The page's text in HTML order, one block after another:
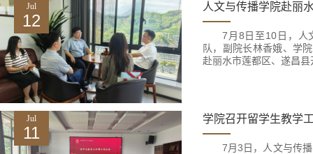
Jul
12
人文与传播学院赴丽
7月8日至10日，人
队，副院长林香娥、学
赴丽水市莲都区、遂昌
Jul
11
学院召开留学生教学
7月3日，人文与传